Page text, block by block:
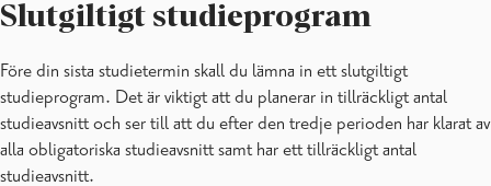
Slutgiltigt studieprogram
Före din sista studietermin skall du lämna in ett slutgiltigt
studieprogram. Det är viktigt att du planerar in tillräckligt antal
studieavsnitt och ser till att du efter den tredje perioden har klarat av
alla obligatoriska studieavsnitt samt har ett tillräckligt antal
studieavsnitt.